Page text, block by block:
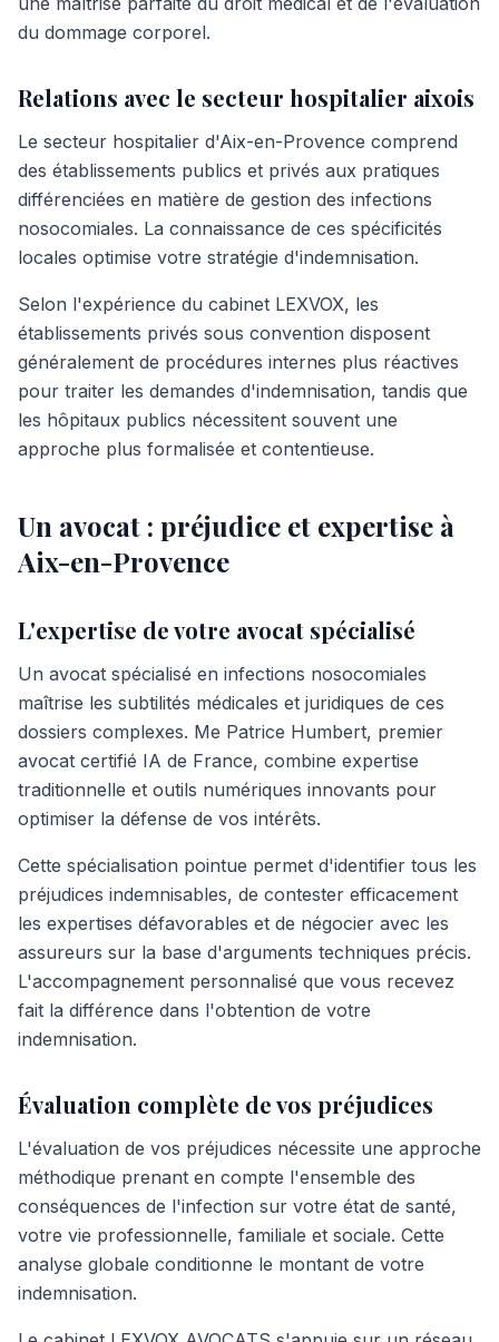
du dommage corporel.
Relations avec le secteur hospitalier aixois
Le secteur hospitalier d'Aix-en-Provence comprend
des établissements publics et privés aux pratiques
différenciées en matière de gestion des infections
nosocomiales. La connaissance de ces spécificités
locales optimise votre stratégie d'indemnisation.
Selon l'expérience du cabinet LEXVOX, les
établissements privés sous convention disposent
généralement de procédures internes plus réactives
pour traiter les demandes d'indemnisation, tandis que
les hôpitaux publics nécessitent souvent une
approche plus formalisée et contentieuse.
Un avocat : préjudice et expertise à
Aix-en-Provence
L'expertise de votre avocat spécialisé
Un avocat spécialisé en infections nosocomiales
maîtrise les subtilités médicales et juridiques de ces
dossiers complexes. Me Patrice Humbert, premier
avocat certifié IA de France, combine expertise
traditionnelle et outils numériques innovants pour
optimiser la défense de vos intérêts.
Cette spécialisation pointue permet d'identifier tous les
préjudices indemnisables, de contester efficacement
les expertises défavorables et de négocier avec les
assureurs sur la base d'arguments techniques précis.
L'accompagnement personnalisé que vous recevez
fait la différence dans l'obtention de votre
indemnisation.
Évaluation complète de vos préjudices
L'évaluation de vos préjudices nécessite une approche
méthodique prenant en compte l'ensemble des
conséquences de l'infection sur votre état de santé,
votre vie professionnelle, familiale et sociale. Cette
analyse globale conditionne le montant de votre
indemnisation.